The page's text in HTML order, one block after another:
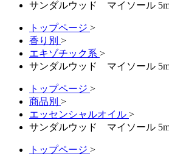
サンダルウッド マイソール
トップページ >
香り別 >
エキゾチック系 >
サンダルウッド マイソール
トップページ >
商品別 >
エッセンシャルオイル >
サンダルウッド マイソール
トップページ >